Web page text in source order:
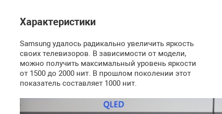
Характеристики
Samsung удалось радикально увеличить яркость
своих телевизоров. В зависимости от модели,
можно получить максимальный уровень яркости
от 1500 до 2000 нит. В прошлом поколении этот
показатель составляет 1000 нит.